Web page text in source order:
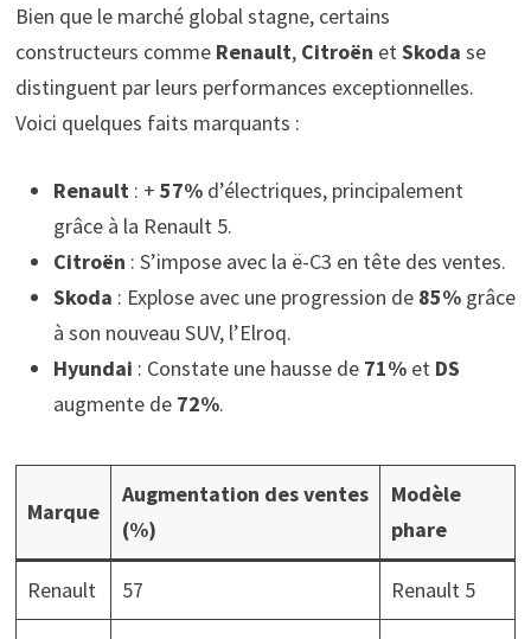
Bien que le marché global stagne, certains
constructeurs comme Renault, Citroën etSkoda se
distinguent par leurs performances exceptionnelles.
Voici quelques faits marquants :
Renault: + 57%d’électriques, principalement
grâce à la Renault 5.
Citroën : S’impose avec la ë-C3 en tête des ventes.
Skoda : Explose avec une progression de 85%grâce
à son nouveau SUV, l’Elroq.
Hyundai : Constate une hausse de 71%et DS
augmente de 72%.
Marque
Augmentation des ventes
(%)
Modèle
phare
Renault 57 Renault 5